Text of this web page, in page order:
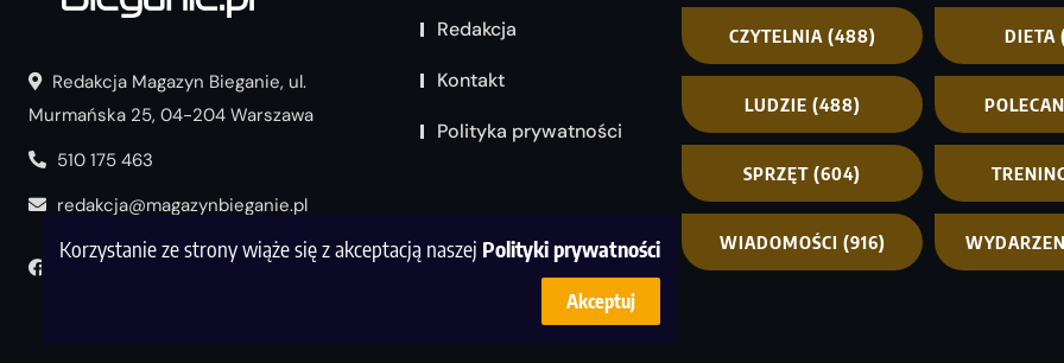
Korzystanie ze strony wiąże się z akceptacją naszej Polityki prywatności
Akceptuj
Redakcja Magazyn Bieganie, ul.
Murmańska 25, 04-204 Warszawa
510 175 463
redakcja@magazynbieganie.pl
Redakcja
Kontakt
Polityka prywatności
CZYTELNIA (488) DIETA
LUDZIE (488)
SPRZĘT (604)
WIADOMOŚCI (916)